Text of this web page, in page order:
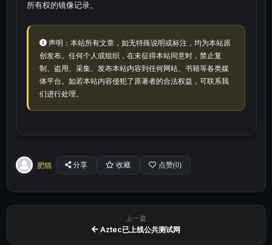
所有权的镜像记录。
声明：本站所有文章，如无特殊说明或标注，均为本站原
创发布。任何个人或组织，在未征得本站同意时，禁止复
制、盗用、采集、发布本站内容到任何网站、书籍等各类媒
体平台。如若本站内容侵犯了原著者的合法权益，可联系我
们进行处理。
肥猫 分享 收藏 点赞(0)
上一篇
Aztec已上线公共测试网